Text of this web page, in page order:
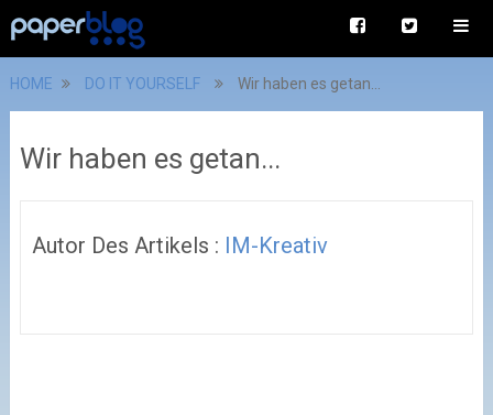
HOME DO IT YOURSELF Wir haben es getan...
Wir haben es getan...
Autor Des Artikels : IM-Kreativ